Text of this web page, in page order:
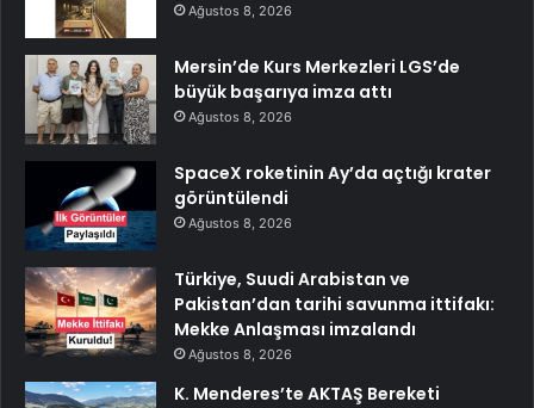
Ağustos 8, 2026
Mersin’de Kurs Merkezleri LGS’de
büyük başarıya imza attı
Ağustos 8, 2026
SpaceX roketinin Ay’da açtığı krater
görüntülendi
Ağustos 8, 2026
Türkiye, Suudi Arabistan ve
Pakistan’dan tarihi savunma ittifakı:
Mekke Anlaşması imzalandı
Ağustos 8, 2026
K. Menderes’te AKTAŞ Bereketi